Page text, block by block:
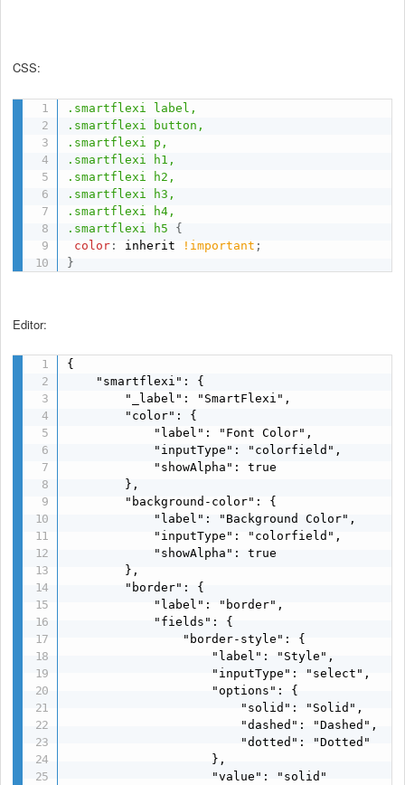
CSS:
.smartflexi label,
.smartflexi button,
.smartflexi p,
.smartflexi h1,
.smartflexi h2,
.smartflexi h3,
.smartflexi h4,
.smartflexi h5
{
color : inherit !important ;
}
Editor:
{
    "smartflexi": {
        "_label": "SmartFlexi",
        "color": {
            "label": "Font Color",
            "inputType": "colorfield",
            "showAlpha": true
        },
        "background-color": {
            "label": "Background Color",
            "inputType": "colorfield",
            "showAlpha": true
        },
        "border": {
            "label": "border",
            "fields": {
                "border-style": {
                    "label": "Style",
                    "inputType": "select",
                    "options": {
                        "solid": "Solid",
                        "dashed": "Dashed",
                        "dotted": "Dotted"
                    },
                    "value": "solid"